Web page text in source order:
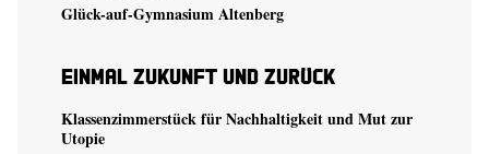
Glück-auf-Gymnasium Altenberg
Einmal Zukunft und zurück
Klassenzimmerstück für Nachhaltigkeit und Mut zur
Utopie